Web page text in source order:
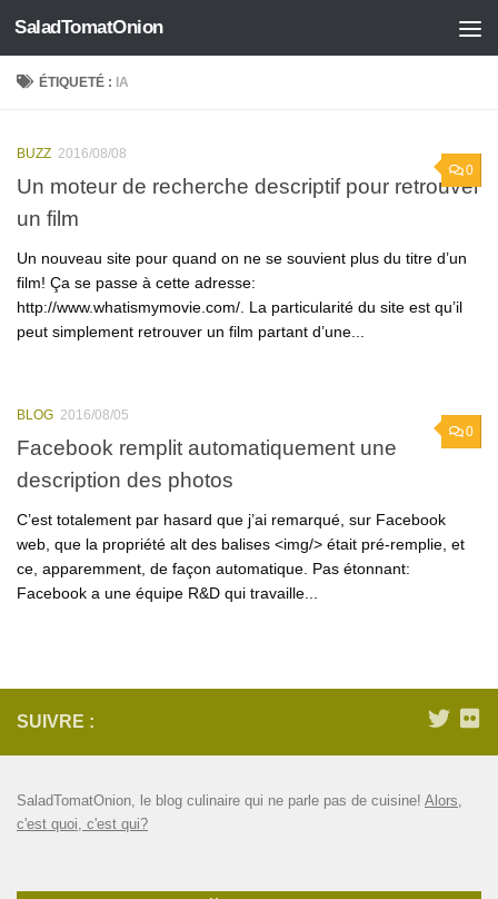
Skip to content
SaladTomatOnion
ÉTIQUETÉ : IA
0
BUZZ 2016/08/08
Un moteur de recherche descriptif pour retrouver
un film
Un nouveau site pour quand on ne se souvient plus du titre d’un
film! Ça se passe à cette adresse:
http://www.whatismymovie.com/. La particularité du site est qu’il
peut simplement retrouver un film partant d’une...
0
BLOG 2016/08/05
Facebook remplit automatiquement une
description des photos
C’est totalement par hasard que j’ai remarqué, sur Facebook
web, que la propriété alt des balises <img/> était pré-remplie, et
ce, apparemment, de façon automatique. Pas étonnant:
Facebook a une équipe R&D qui travaille...
SUIVRE :
SaladTomatOnion, le blog culinaire qui ne parle pas de cuisine! Alors,
c'est quoi, c'est qui?